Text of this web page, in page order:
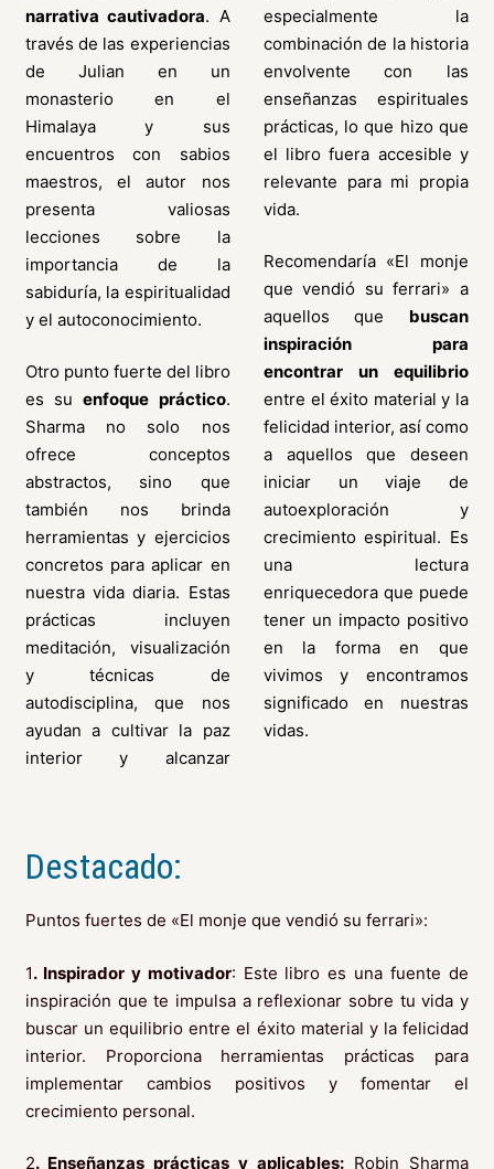
narrativa cautivadora. A
través de las experiencias
de Julian en un
monasterio en el
Himalaya y sus
encuentros con sabios
maestros, el autor nos
presenta valiosas
lecciones sobre la
importancia de la
sabiduría, la espiritualidad
y el autoconocimiento.
Otro punto fuerte del libro
es su enfoque práctico.
Sharma no solo nos
ofrece conceptos
abstractos, sino que
también nos brinda
herramientas y ejercicios
concretos para aplicar en
nuestra vida diaria. Estas
prácticas incluyen
meditación, visualización
y técnicas de
autodisciplina, que nos
ayudan a cultivar la paz
interior y alcanzar
especialmente la
combinación de la historia
envolvente con las
enseñanzas espirituales
prácticas, lo que hizo que
el libro fuera accesible y
relevante para mi propia
vida.
Recomendaría «El monje
que vendió su ferrari» a
aquellos que buscan
inspiración para
encontrar un equilibrio
entre el éxito material y la
felicidad interior, así como
a aquellos que deseen
iniciar un viaje de
autoexploración y
crecimiento espiritual. Es
una lectura
enriquecedora que puede
tener un impacto positivo
en la forma en que
vivimos y encontramos
significado en nuestras
vidas.
Destacado:
Puntos fuertes de «El monje que vendió su ferrari»:
1. Inspirador y motivador: Este libro es una fuente de
inspiración que te impulsa a reflexionar sobre tu vida y
buscar un equilibrio entre el éxito material y la felicidad
interior. Proporciona herramientas prácticas para
implementar cambios positivos y fomentar el
crecimiento personal.
2. Enseñanzas prácticas y aplicables: Robin Sharma